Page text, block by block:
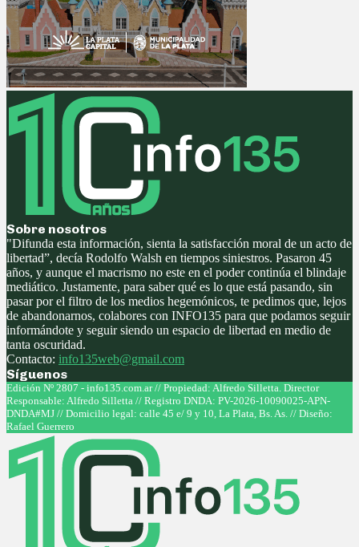
Sobre nosotros
"Difunda esta información, sienta la satisfacción moral de un acto de
libertad”, decía Rodolfo Walsh en tiempos siniestros. Pasaron 45
años, y aunque el macrismo no este en el poder continúa el blindaje
mediático. Justamente, para saber qué es lo que está pasando, sin
pasar por el filtro de los medios hegemónicos, te pedimos que, lejos
de abandonarnos, colabores con INFO135 para que podamos seguir
informándote y seguir siendo un espacio de libertad en medio de
tanta oscuridad.
Contacto: info135web@gmail.com
Síguenos
Facebook
Twitter
Instagram
Youtube
Edición Nº 2807 - info135.com.ar // Propiedad: Alfredo Silletta. Director
Responsable: Alfredo Silletta // Registro DNDA: PV-2026-10090025-APN-
DNDA#MJ // Domicilio legal: calle 45 e/ 9 y 10, La Plata, Bs. As. // Diseño:
Rafael Guerrero